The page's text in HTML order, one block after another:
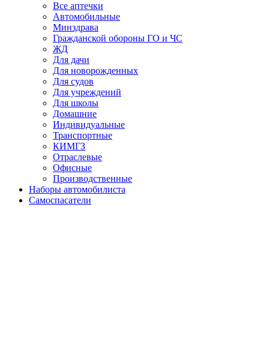
Все аптечки
Автомобильные
Минздрава
Гражданской обороны ГО и ЧС
ЖД
Для дачи
Для новорожденных
Для судов
Для учреждений
Для школы
Домашние
Индивидуальные
Транспортные
КИМГЗ
Отраслевые
Офисные
Производственные
Наборы автомобилиста
Самоспасатели